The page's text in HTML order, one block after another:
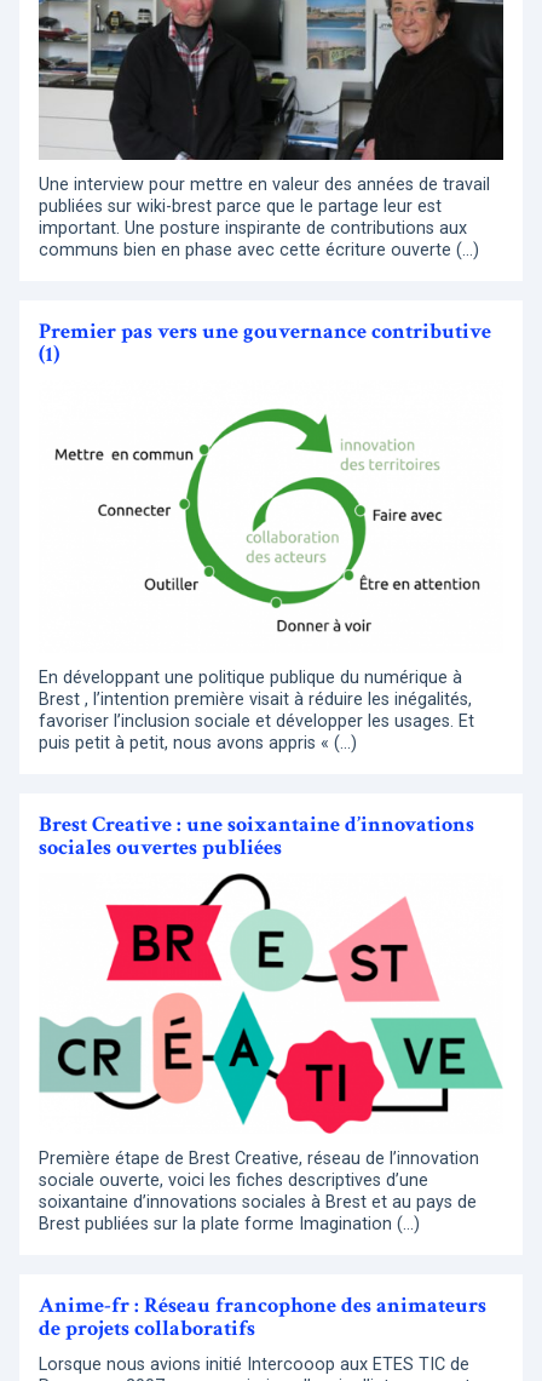
Une interview pour mettre en valeur des années de travail
publiées sur wiki-brest parce que le partage leur est
important. Une posture inspirante de contributions aux
communs bien en phase avec cette écriture ouverte (…)
Premier pas vers une gouvernance contributive
(1)
En développant une politique publique du numérique à
Brest , l’intention première visait à réduire les inégalités,
favoriser l’inclusion sociale et développer les usages. Et
puis petit à petit, nous avons appris « (…)
Brest Creative : une soixantaine d’innovations
sociales ouvertes publiées
Première étape de Brest Creative, réseau de l’innovation
sociale ouverte, voici les fiches descriptives d’une
soixantaine d’innovations sociales à Brest et au pays de
Brest publiées sur la plate forme Imagination (…)
Anime-fr : Réseau francophone des animateurs
de projets collaboratifs
Lorsque nous avions initié Intercooop aux ETES TIC de